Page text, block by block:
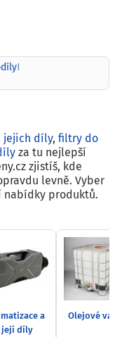
|
jejich díly, filtry do
za tu nejlepší
zjistíš, kde
levně. Vyber
nabídky produktů.
a
její díly
Olejové vany